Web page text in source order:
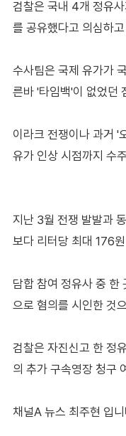
검찰은 국내 4개 정유
를 공유했다고 의심하
수사팀은 국제 유가가
른바 '타임백'이 없었던
이라크 전쟁이나 과거 '
유가 인상 시점까지 수
지난 3월 전쟁 발발과
보다 리터당 최대 176
담합 참여 정유사 중 한
으로 혐의를 시인한 것
검찰은 자진신고 한 정
의 추가 구속영장 청구
채널A 뉴스 최주현 입